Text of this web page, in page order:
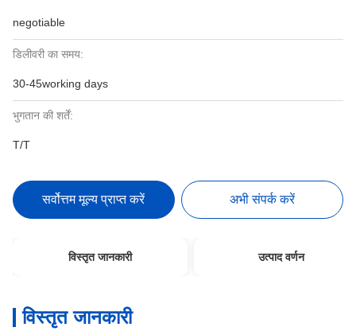
negotiable
डिलीवरी का समय:
30-45working days
भुगतान की शर्तें:
T/T
सर्वोत्तम मूल्य प्राप्त करें अभी संपर्क करें
विस्तृत जानकारी उत्पाद वर्णन
विस्तृत जानकारी